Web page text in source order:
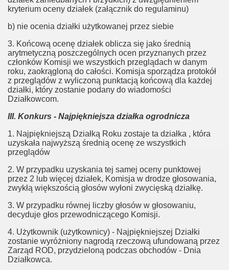
kryterium oceny działek (załącznik do regulaminu)
b) nie ocenia działki użytkowanej przez siebie
3. Końcową ocenę działek oblicza się jako średnią
arytmetyczną poszczególnych ocen przyznanych przez
członków Komisji we wszystkich przeglądach w danym
roku, zaokrągloną do całości. Komisja sporządza protokół
z przeglądów z wyliczoną punktacją końcową dla każdej
działki, który zostanie podany do wiadomości
Działkowcom.
III. Konkurs - Najpiękniejsza działka ogrodnicza
1. Najpiękniejszą Działką Roku zostaje ta działka , która
uzyskała najwyższą średnią ocenę ze wszystkich
przeglądów
2. W przypadku uzyskania tej samej oceny punktowej
przez 2 lub więcej działek, Komisja w drodze głosowania,
zwykłą większością głosów wyłoni zwycięską działkę.
3. W przypadku równej liczby głosów w głosowaniu,
decyduje głos przewodniczącego Komisji.
4. Użytkownik (użytkownicy) - Najpiękniejszej Działki
zostanie wyróżniony nagrodą rzeczową ufundowaną przez
Zarząd ROD, przydzieloną podczas obchodów - Dnia
Działkowca.